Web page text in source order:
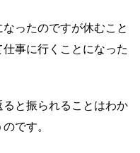
ったのですが休むこと
事に行くことになった
と振られることはわか
です。